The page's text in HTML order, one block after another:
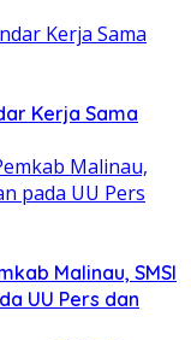
Kerja Sama
Malinau, SMSI
UU Pers dan